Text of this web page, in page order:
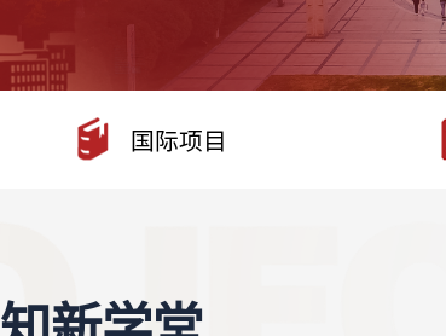
国际项目